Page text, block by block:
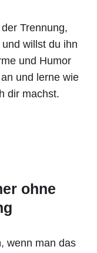
Trennung,
willst du ihn
und Humor
an und lerne wie
dir machst.
ohne
wenn man das